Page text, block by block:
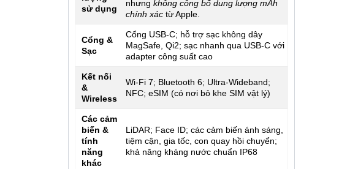
sử dụng
nhưng không công bố dung lượng mAh
chính xáctừ Apple.
Cổng &
Sạc
Cổng USB-C; hỗ trợ sạc không dây
MagSafe, Qi2; sạc nhanh qua USB-C với
adapter công suất cao
Kết nối
&
Wireless
Wi-Fi 7; Bluetooth 6; Ultra-Wideband;
NFC; eSIM (có nơi bỏ khe SIM vật lý)
Các cảm
biến &
tính
năng
khác
LiDAR; Face ID; các cảm biến ánh sáng,
tiệm cận, gia tốc, con quay hồi chuyển;
khả năng kháng nước chuẩn IP68